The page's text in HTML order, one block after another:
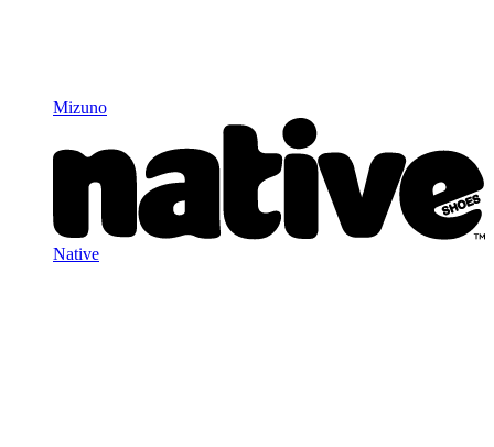
Mizuno
Native